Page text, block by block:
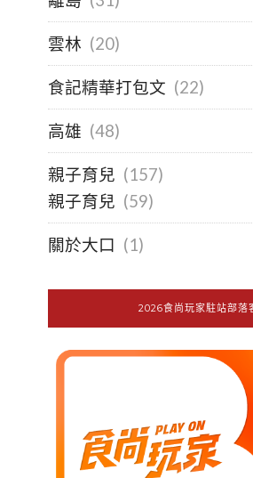
雲林 (20)
食記精華打包文 (22)
高雄 (48)
親子育兒 (157)
親子育兒 (59)
關於大口 (1)
2026食尚玩家駐站部落